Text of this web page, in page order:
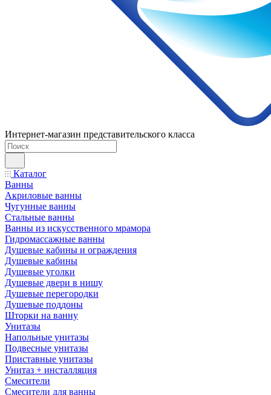
Интернет-магазин представительского класса
Каталог
Ванны
Акриловые ванны
Чугунные ванны
Стальные ванны
Ванны из искусственного мрамора
Гидромассажные ванны
Душевые кабины и ограждения
Душевые кабины
Душевые уголки
Душевые двери в нишу
Душевые перегородки
Душевые поддоны
Шторки на ванну
Унитазы
Напольные унитазы
Подвесные унитазы
Приставные унитазы
Унитаз + инсталляция
Смесители
Смесители для ванны